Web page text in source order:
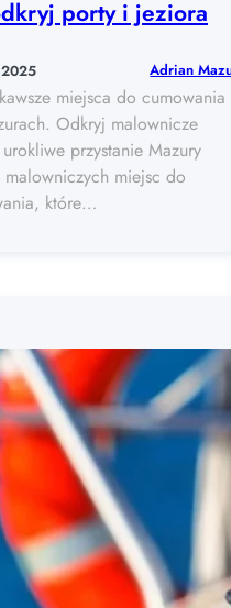
porty i jeziora
Adrian
miejsca do cumowania
Odkryj malownicze
przystanie Mazury
malowniczych miejsc do
które…